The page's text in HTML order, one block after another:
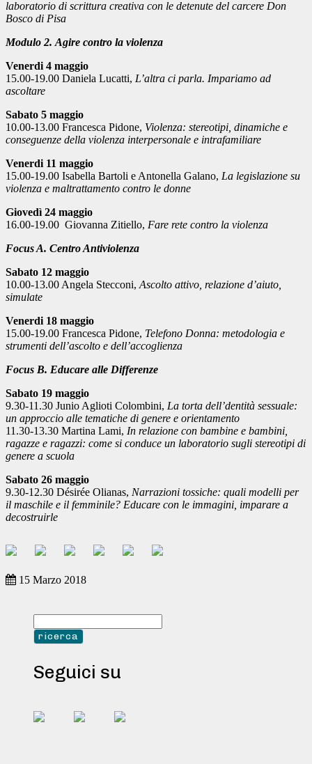
laboratorio di scrittura creativa con le detenute del carcere Don
Bosco di Pisa
Modulo 2. Agire contro la violenza
Venerdi 4 maggio
15.00-19.00 Daniela Lucatti, L’altra ci parla. Impariamo ad
ascoltare
Sabato 5 maggio
10.00-13.00 Francesca Pidone, Violenza: stereotipi, dinamiche e
conseguenze della violenza interpersonale e intrafamiliare
Venerdi 11 maggio
15.00-19.00 Isabella Bartoli e Antonella Galano, La legislazione su
violenza e maltrattamento contro le donne
Giovedì 24 maggio
16.00-19.00 Giovanna Zitiello, Fare rete contro la violenza
Focus A. Centro Antiviolenza
Sabato 12 maggio
10.00-13.00 Angela Stecconi,Ascolto attivo, relazione d’aiuto,
simulate
Venerdi 18 maggio
15.00-19.00 Francesca Pidone, Telefono Donna: metodologia e
strumenti dell’ascolto e dell’accoglienza
Focus B. Educare alle Differenze
Sabato 19 maggio
9.30-11.30 Junio Aglioti Colombini, La torta dell’dentità sessuale:
un approccio alle tematiche di genere e orientamento
11.30-13.30 Martina Lami, In relazione con bambine e bambini,
ragazze e ragazzi: come si conduce un laboratorio sugli stereotipi di
genere a scuola
Sabato 26 maggio
9.30-12.30 Désirée Olianas, Narrazioni tossiche: quali modelli per
il maschile e il femminile? Educare con le immagini, imparare a
decostruirle
15 Marzo 2018
Seguici su